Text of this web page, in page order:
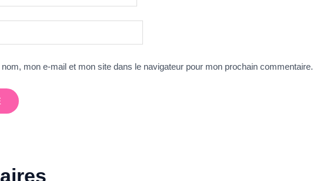
mon e-mail et mon site dans le navigateur pour mon prochain commentaire.